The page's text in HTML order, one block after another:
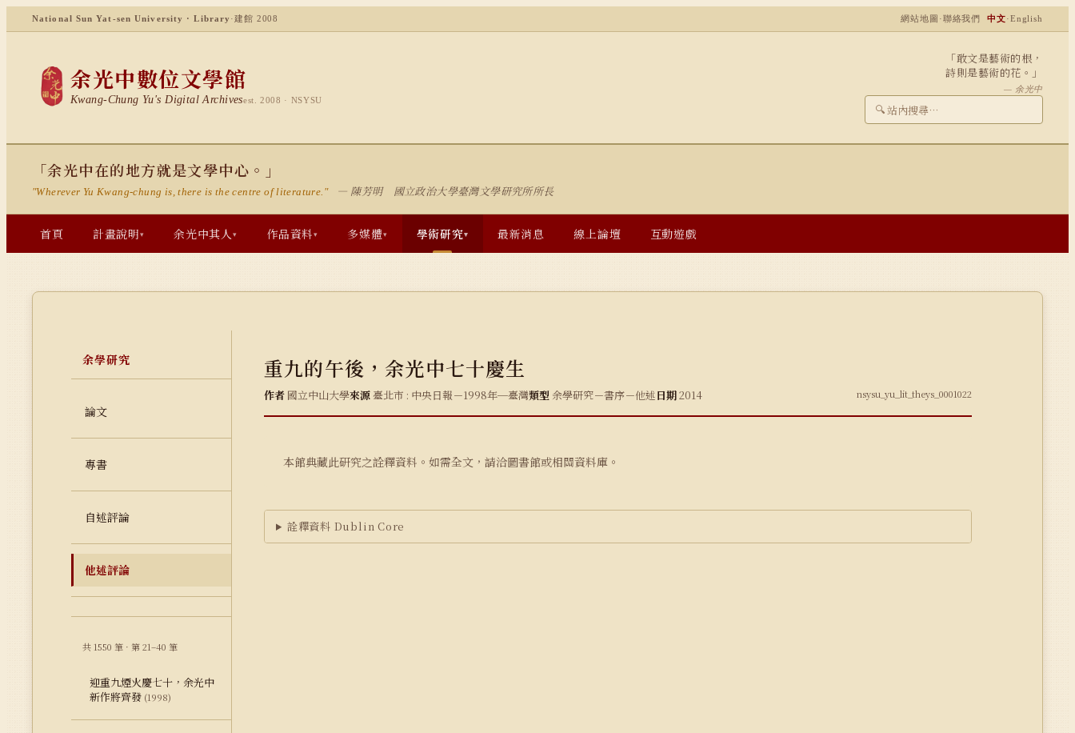
National Sun Yat-sen University · Library ·建館 2008 網站地圖 ·聯絡我們 中文·English
余光中數位文學館
Kwang-Chung Yu's Digital Archivesest. 2008 · NSYSU
「敢文是藝術的根，
詩則是藝術的花。」
— 余光中
🔍
「余光中在的地方就是文學中心。」
"Wherever Yu Kwang-chung is, there is the centre of literature." — 陳芳明 國立政治大學臺灣文學研究所所長
首頁 計畫說明▾ 余光中其人▾ 作品資料▾ 多媒體▾ 學術研究▾ 最新消息 線上論壇 互動遊戲
余學研究
論文
專書
自述評論
他述評論
共 1550 筆 · 第 21–40 筆
迎重九煙火慶七十，余光中
新作將齊發 (1998)
重九的午後，余光中七十慶生
作者 國立中山大學來源臺北市 : 中央日報－1998年─臺灣類型 余學研究－書序－他述日期2014 nsysu_yu_lit_theys_0001022
本館典藏此研究之詮釋資料。如需全文，請洽圖書館或相關資料庫。
詮釋資料 Dublin Core